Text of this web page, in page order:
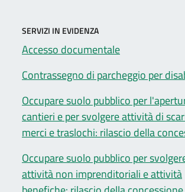
SERVIZI IN EVIDENZA
Accesso documentale
Contrassegno di parcheggio per
Occupare suolo pubblico per
cantieri e per svolgere attività di
merci e traslochi: rilascio della
Occupare suolo pubblico per
attività non imprenditoriali e attività